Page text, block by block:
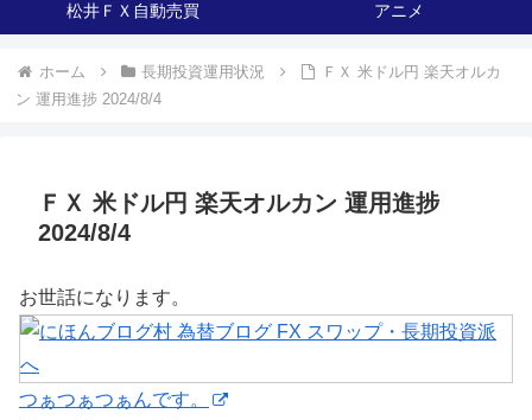
松井ＦＸ自動売買 アニメ
ホーム 長期投資運用状況
ＦＸ 米ドル円 楽天オルカ
ン 運用進捗 2024/8/4
ＦＸ 米ドル円 楽天オルカン 運用進捗
2024/8/4
お世話になります。
つぁつぁつぁんです。